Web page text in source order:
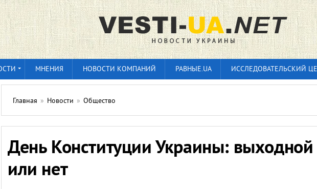
МНЕНИЯ НОВОСТИ КОМПАНИЙ РАВНЫЕ.UA ИССЛЕДОВАТЕЛЬСКИЙ
Главная » Новости » Общество
День Конституции Украины: выходной
или нет